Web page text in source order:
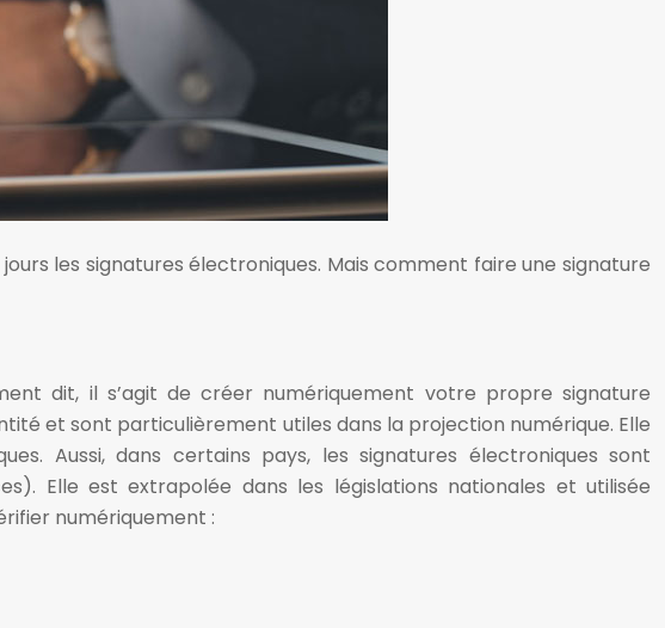
les signatures électroniques. Mais comment faire une signature
dit, il s’agit de créer numériquement votre propre signature
et sont particulièrement utiles dans la projection numérique. Elle
Aussi, dans certains pays, les signatures électroniques sont
Elle est extrapolée dans les législations nationales et utilisée
numériquement :